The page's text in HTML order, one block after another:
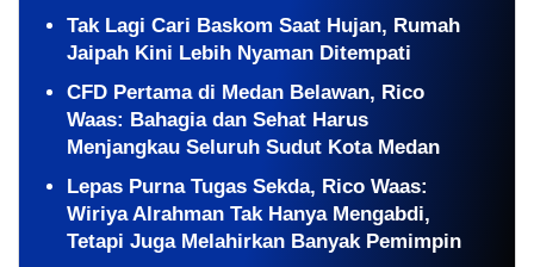
Tak Lagi Cari Baskom Saat Hujan, Rumah
Jaipah Kini Lebih Nyaman Ditempati
CFD Pertama di Medan Belawan, Rico
Waas: Bahagia dan Sehat Harus
Menjangkau Seluruh Sudut Kota Medan
Lepas Purna Tugas Sekda, Rico Waas:
Wiriya Alrahman Tak Hanya Mengabdi,
Tetapi Juga Melahirkan Banyak Pemimpin